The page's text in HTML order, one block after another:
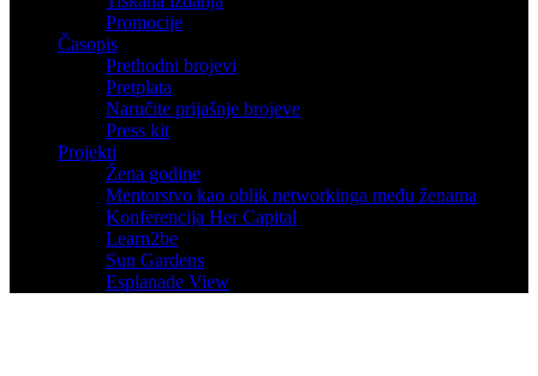
Promocije
Časopis
Prethodni brojevi
Pretplata
Naručite prijašnje brojeve
Press kit
Projekti
Žena godine
Mentorstvo kao oblik networkinga među ženama
Konferencija Her Capital
Learn2be
Sun Gardens
Esplanade View